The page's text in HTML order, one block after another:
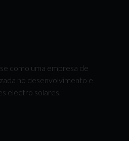
como uma empresa de
no desenvolvimento e
electro solares,